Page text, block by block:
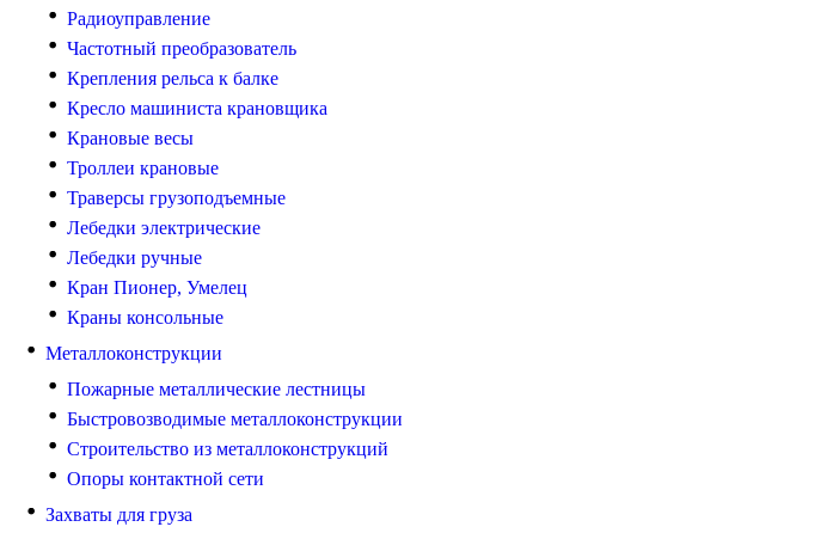
Радиоуправление
Частотный преобразователь
Крепления рельса к балке
Кресло машиниста крановщика
Крановые весы
Троллеи крановые
Траверсы грузоподъемные
Лебедки электрические
Лебедки ручные
Кран Пионер, Умелец
Краны консольные
Металлоконструкции
Пожарные металлические лестницы
Быстровозводимые металлоконструкции
Строительство из металлоконструкций
Опоры контактной сети
Захваты для груза